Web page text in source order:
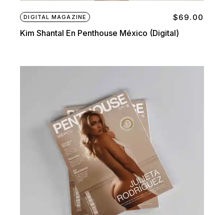
DIGITAL MAGAZINE
Kim Shantal En Penthouse México (digital)
$69.00